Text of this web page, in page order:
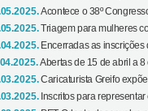
Acontece o 38º
Triagem para mulheres
Encerradas as inscrições
Abertas de 15 de abril a
Caricaturista Greifo
Inscritos para